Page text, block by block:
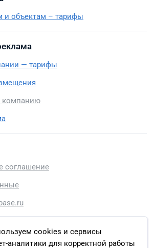
cookies и сервисы
аналитики для корректной работы
и объектам – тарифы
— тарифы
компанию
соглашение